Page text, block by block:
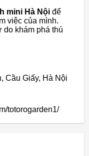
mini Hà Nội để
việc của mình.
do khám phá thú
Cầu Giấy, Hà Nội
totorogarden1/